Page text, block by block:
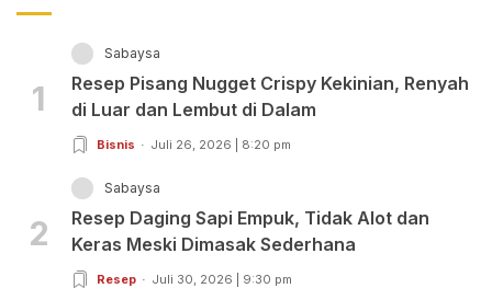
1
Sabaysa
Resep Pisang Nugget Crispy Kekinian, Renyah
di Luar dan Lembut di Dalam
Bisnis Juli 26, 2026 | 8:20 pm
2
Sabaysa
Resep Daging Sapi Empuk, Tidak Alot dan
Keras Meski Dimasak Sederhana
Resep Juli 30, 2026 | 9:30 pm